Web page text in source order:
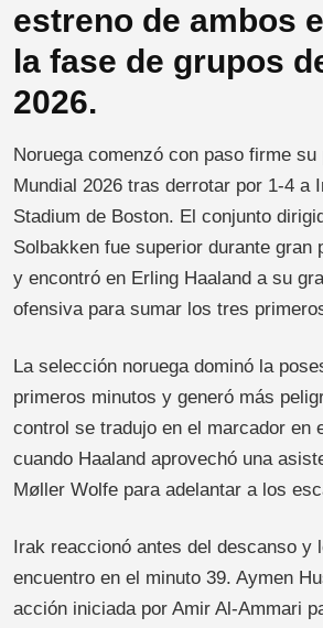
estreno de ambos
la fase de grupos
2026.
Noruega comenzó con paso firme
Mundial 2026 tras derrotar por 1-4 a
Stadium de Boston. El conjunto
Solbakken fue superior durante gran
y encontró en Erling Haaland a su
ofensiva para sumar los tres
La selección noruega dominó la
primeros minutos y generó más
control se tradujo en el marcador en
cuando Haaland aprovechó una
Møller Wolfe para adelantar a los
Irak reaccionó antes del descanso y
encuentro en el minuto 39. Aymen
acción iniciada por Amir Al-Ammari